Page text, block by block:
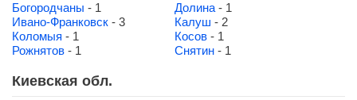
Богородчаны - 1 Долина - 1
Ивано-Франковск - 3 Калуш - 2
Коломыя - 1 Косов - 1
Рожнятов - 1 Снятин - 1
Киевская обл.